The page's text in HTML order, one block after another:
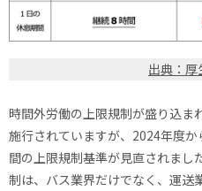
出典：厚
時間外労働の上限規制が盛り込ま
施行されていますが、2024年度
間の上限規制基準が見直されまし
制は、バス業界だけでなく、運送